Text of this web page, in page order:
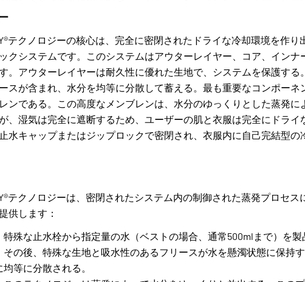
テクノロジーの核心は、完全に密閉されたドライな冷却環境を作
クシステムです。このシステムはアウターレイヤー、コア、インナ
。アウターレイヤーは耐久性に優れた生地で、システムを保護する
スが含まれ、水分を均等に分散して蓄える。最も重要なコンポーネ
ンである。この高度なメンブレンは、水分のゆっくりとした蒸発に
、湿気は完全に遮断するため、ユーザーの肌と衣服は完全にドライ
水キャップまたはジップロックで密閉され、衣服内に自己完結型の
テクノロジーは、密閉されたシステム内の制御された蒸発プロセ
供します：
特殊な止水栓から指定量の水（ベストの場合、通常500mlまで）を
その後、特殊な生地と吸水性のあるフリースが水を懸濁状態に保持
等に分散される。